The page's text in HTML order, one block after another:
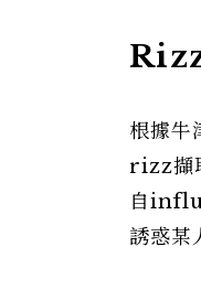
根據牛
rizz擷
自
誘惑某